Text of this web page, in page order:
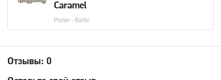
Caramel
Porter - Baltic
Отзывы: 0